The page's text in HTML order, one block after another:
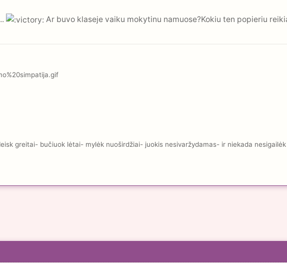
Ar buvo klaseje vaiku mokytinu namuose?Kokiu ten popieriu
greitai- bučiuok lėtai- mylėk nuoširdžiai- juokis nesivaržydamas- ir niekada